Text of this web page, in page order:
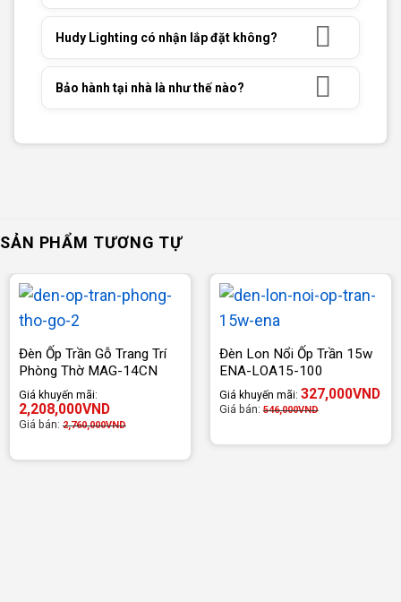
Hudy Lighting có nhận lắp đặt không?
Bảo hành tại nhà là như thế nào?
SẢN PHẨM TƯƠNG TỰ
Đèn Ốp Trần Gỗ Trang Trí
Phòng Thờ MAG-14CN
Giá khuyến mãi:
2,208,000VND
Giá bán:2,760,000VND
Đèn Lon Nổi Ốp Trần 15w
ENA-LOA15-100
Giá khuyến mãi: 327,000VND
Giá bán:546,000VND